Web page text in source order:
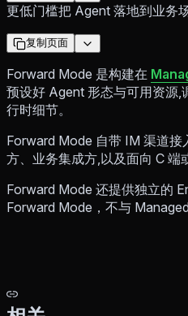
更低门槛把 Agent 落地到业务
复制页面
Forward Mode 是构建在
预设好 Agent 形态与可用资源,
行时细节。
Forward Mode 自带 IM 渠道
方、业务集成方,以及面向 C 端
Forward Mode 还提供独立的
Forward Mode，不与